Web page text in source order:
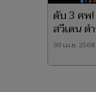
ดับ 3 ศพ!
สวีเดน ต
30 เม.ย. 2568